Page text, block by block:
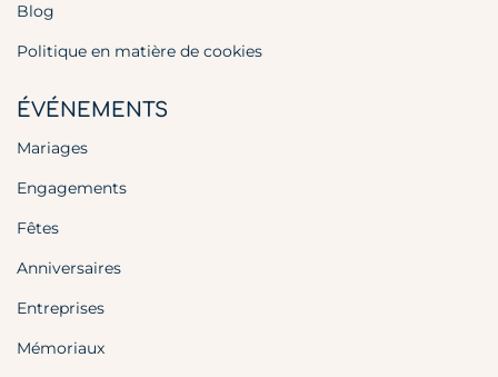
Blog
Politique en matière de cookies
ÉVÉNEMENTS
Mariages
Engagements
Fêtes
Anniversaires
Entreprises
Mémoriaux